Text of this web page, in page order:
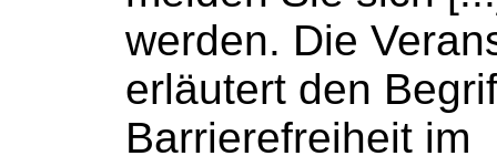
werden. Die
erläutert den
Barrierefreiheit im